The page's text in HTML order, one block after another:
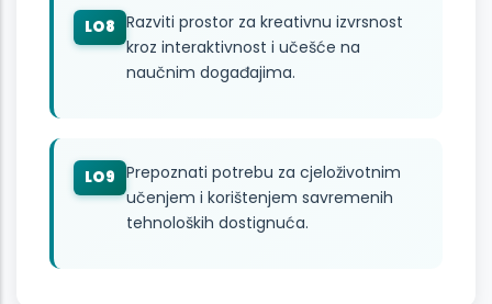
LO8 Razviti prostor za kreativnu izvrsnost
kroz interaktivnost i učešće na
naučnim događajima.
LO9 Prepoznati potrebu za cjeloživotnim
učenjem i korištenjem savremenih
tehnoloških dostignuća.